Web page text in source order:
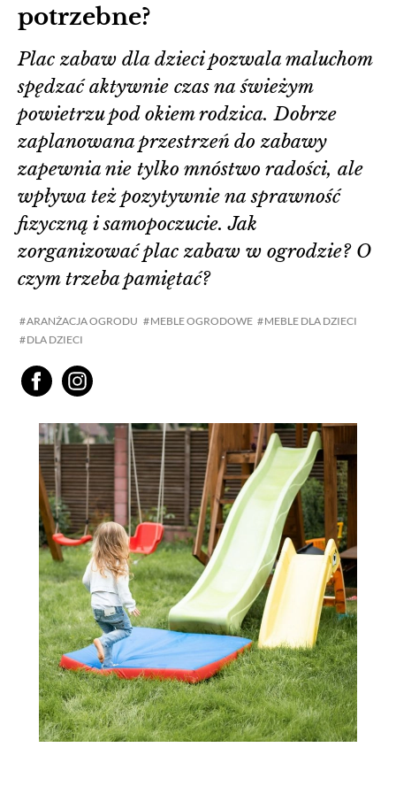
potrzebne?
ARANŻACJA OGRODU MEBLE OGRODOWE
MEBLE DLA DZIECI
DLA DZIECI
Plac zabaw dla dzieci pozwala maluchom
spędzać aktywnie czas na świeżym
powietrzu pod okiem rodzica. Dobrze
zaplanowana przestrzeń do zabawy
zapewnia nie tylko mnóstwo radości, ale
wpływa też pozytywnie na sprawność
fizyczną i samopoczucie. Jak
zorganizować plac zabaw w ogrodzie? O
czym trzeba pamiętać?